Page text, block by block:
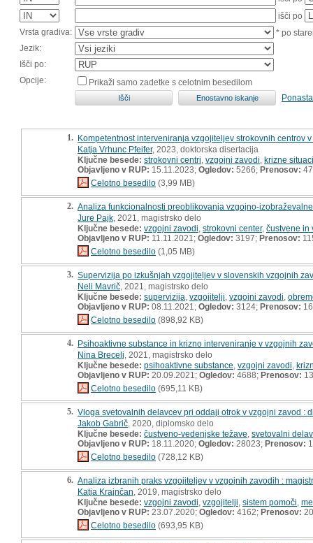
išči po
Vrsta gradiva:
* po
Jezik:
Išči po:
Opcije:
Prikaži samo zadetke s celotnim besedilom
1. Kompetentnost interveniranja vzgojiteljev strokovnih centrov
Katja Vrhunc Pfeifer, 2023, doktorska disertacija
Ključne besede: strokovni centri vzgojni zavodi krizne
Objavljeno v RUP: 15.11.2023; Ogledov: 5266; Prenosov:
Celotno besedilo (3,99 MB)
2. Analiza funkcionalnosti preoblikovanja vzgojno-
Jure Pajk , 2021, magistrsko delo
Ključne besede: vzgojni zavodi strokovni center, čustvene in
Objavljeno v RUP: 11.11.2021; Ogledov: 3197; Prenosov:
Celotno besedilo (1,05 MB)
3. Supervizija po izkušnjah vzgojiteljev v slovenskih vzgojnih
Neli Mavrič , 2021, magistrsko delo
Ključne besede: supervizija vzgojitelji vzgojni zavodi
Objavljeno v RUP: 08.11.2021; Ogledov: 3124; Prenosov:
Celotno besedilo (898,92 KB)
4. Psihoaktivne substance in krizno interveniranje v vzgojnih
Nina Brecelj , 2021, magistrsko delo
Ključne besede: psihoaktivne substance vzgojni zavodi
Objavljeno v RUP: 20.09.2021; Ogledov: 4688; Prenosov:
Celotno besedilo (695,11 KB)
5. Vloga svetovalnih delavcev pri oddaji otrok v vzgojni zavod :
Jakob Gabrič , 2020, diplomsko delo
Ključne besede: čustveno-vedenjske težave svetovalni
Objavljeno v RUP: 18.11.2020; Ogledov: 28023; Prenosov:
Celotno besedilo (728,12 KB)
6. Analiza izbranih praks vzgojiteljev v vzgojnih zavodih :
Katja Krajnčan , 2019, magistrsko delo
Ključne besede: vzgojni zavodi vzgojitelji sistem pomoči
Objavljeno v RUP: 23.07.2020; Ogledov: 4162; Prenosov:
Celotno besedilo (693,95 KB)